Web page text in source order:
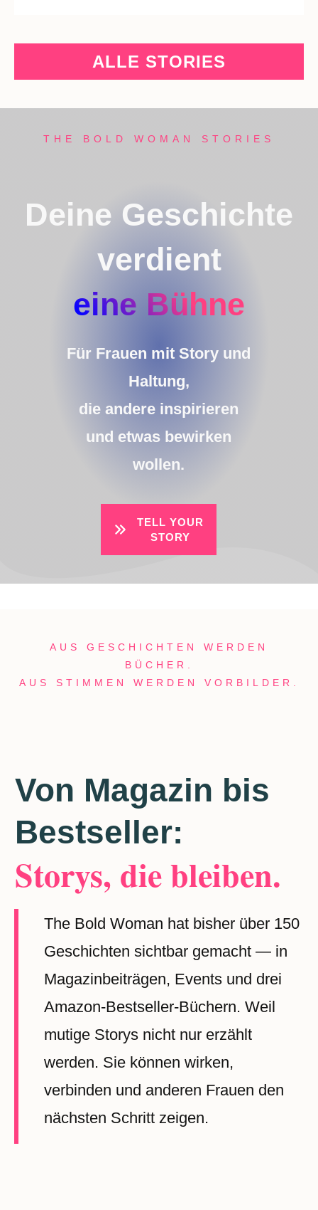
ALLE STORIES
THE BOLD WOMAN STORIES
Deine Geschichte
verdient
eine Bühne
Für Frauen mit Story und
Haltung,
die andere inspirieren
und etwas bewirken
wollen.
TELL YOUR
STORY
AUS GESCHICHTEN WERDEN
BÜCHER.
AUS STIMMEN WERDEN VORBILDER.
Von Magazin bis
Bestseller:
Storys, die bleiben.
The Bold Woman hat bisher über 150
Geschichten sichtbar gemacht — in
Magazinbeiträgen, Events und drei
Amazon-Bestseller-Büchern. Weil
mutige Storys nicht nur erzählt
werden. Sie können wirken,
verbinden und anderen Frauen den
nächsten Schritt zeigen.